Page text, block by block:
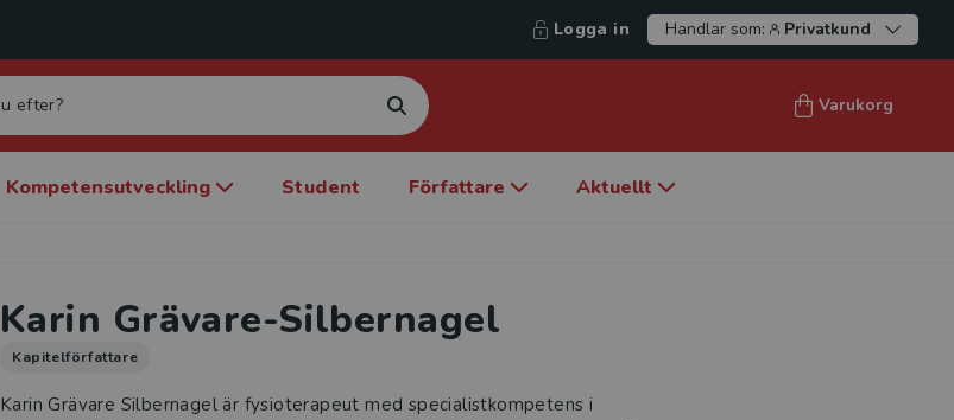
Logga in Handlar som: Privatkund
Varukorg
Kompetensutveckling Student Författare Aktuellt
Karin Grävare-Silbernagel
Kapitelförfattare
Karin Grävare Silbernagel är fysioterapeut med specialistkompetens i